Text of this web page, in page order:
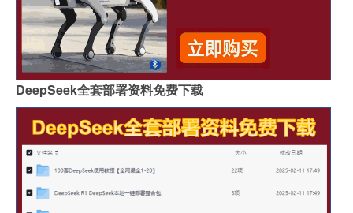
DeepSeek全套部署资料免费下载